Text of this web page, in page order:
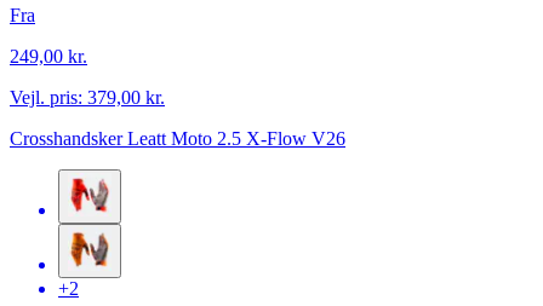
Fra
249,00 kr.
Vejl. pris: 379,00 kr.
Crosshandsker Leatt Moto 2.5 X-Flow V26
+2